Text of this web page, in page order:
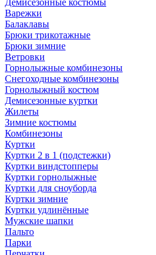
Демисезонные костюмы
Варежки
Балаклавы
Брюки трикотажные
Брюки зимние
Ветровки
Горнолыжные комбинезоны
Снегоходные комбинезоны
Горнолыжный костюм
Демисезонные куртки
Жилеты
Зимние костюмы
Комбинезоны
Куртки
Куртки 2 в 1 (подстежки)
Куртки виндстопперы
Куртки горнолыжные
Куртки для сноуборда
Куртки зимние
Куртки удлинённые
Мужские шапки
Пальто
Парки